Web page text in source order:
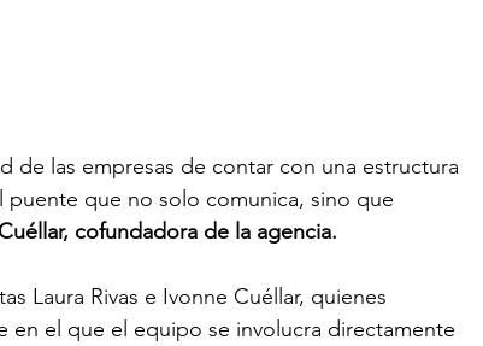
de las empresas de contar con una estructura
puente que no solo comunica, sino que
cofundadora de la agencia.
Laura Rivas e Ivonne Cuéllar, quienes
el que el equipo se involucra directamente